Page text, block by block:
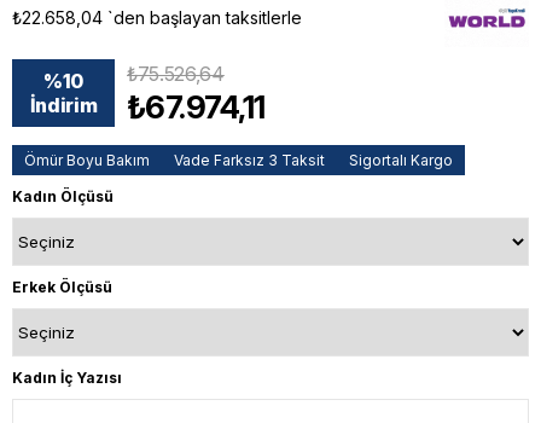
₺22.658,04 `den başlayan taksitlerle
%10
İndirim
₺75.526,64
₺67.974,11
Ömür Boyu Bakım Vade Farksız 3 Taksit
Sigortalı Kargo
Kadın Ölçüsü
Erkek Ölçüsü
Kadın İç Yazısı